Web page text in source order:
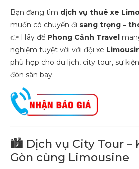
Bạn đang tìm dịch vụ thuê xe
muốn có chuyến đi sang trọng –
👉 Hãy để Phong Cảnh Travel
nghiệm tuyệt vời với đội xe
phù hợp cho du lịch, city tour, sự
đón sân bay.
🏙 Dịch vụ City Tour –
Gòn cùng Limousine